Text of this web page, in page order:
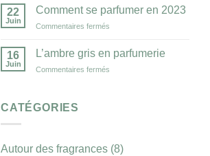
un
des
adopter
de
22
Juin
Comment se parfumer en 2023
Commentaires fermés
parfumer
16
Juin
L’ambre gris en parfumerie
Commentaires fermés
CATÉGORIES
Autour des fragrances (8)